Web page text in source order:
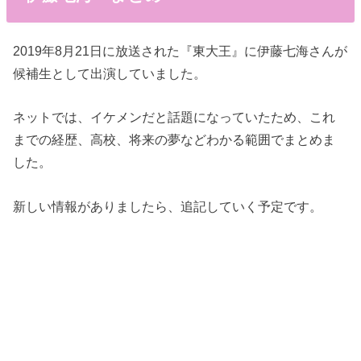
2019年8月21日に放送された『東大王』に伊藤七海さんが
候補生として出演していました。
ネットでは、イケメンだと話題になっていたため、これ
までの経歴、高校、将来の夢などわかる範囲でまとめま
した。
新しい情報がありましたら、追記していく予定です。